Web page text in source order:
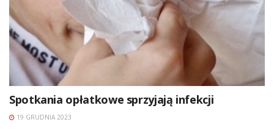
Spotkania opłatkowe sprzyjają infekcji
19 GRUDNIA 2023